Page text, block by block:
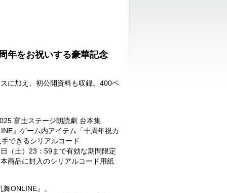
年をお祝いする豪華記念
に加え、初公開資料も収録。400ペ
富士ステージ朗読劇 台本集
』ゲーム内アイテム「十周年祝カ
できるシリアルコード
（土）23：59まで有効な期間限定
商品に封入のシリアルコード用紙
ONLINE』。